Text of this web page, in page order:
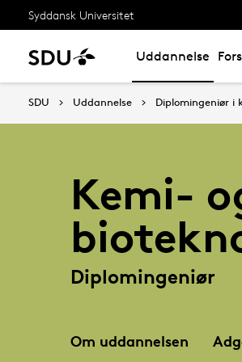
Syddansk Universitet
Uddannelse
SDU Uddannelse Diplomingeniør i
Kemi-
Diplomingeniør
Om uddannelsen